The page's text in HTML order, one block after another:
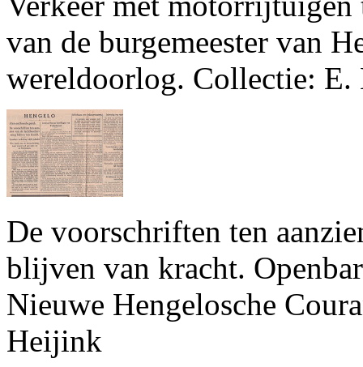
van de burgemeester van
wereldoorlog. Collectie:
De voorschriften ten
blijven van kracht.
Nieuwe Hengelosche
Heijink